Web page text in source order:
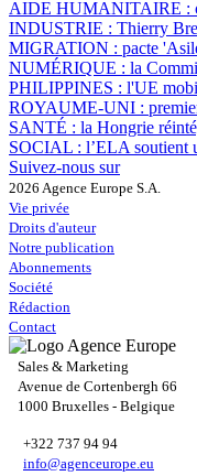
AIDE HUMANITAIRE :
INDUSTRIE : Thierry
MIGRATION : pacte
NUMÉRIQUE : la
PHILIPPINES : l'UE
ROYAUME-UNI :
SANTÉ : la Hongrie
SOCIAL : l’ELA soutient
Suivez-nous sur
2026 Agence Europe S.A.
Vie privée
Droits d'auteur
Notre publication
Abonnements
Société
Rédaction
Contact
Sales & Marketing
Avenue de Cortenbergh 66
1000 Bruxelles - Belgique
+322 737 94 94
info@agenceurope.eu